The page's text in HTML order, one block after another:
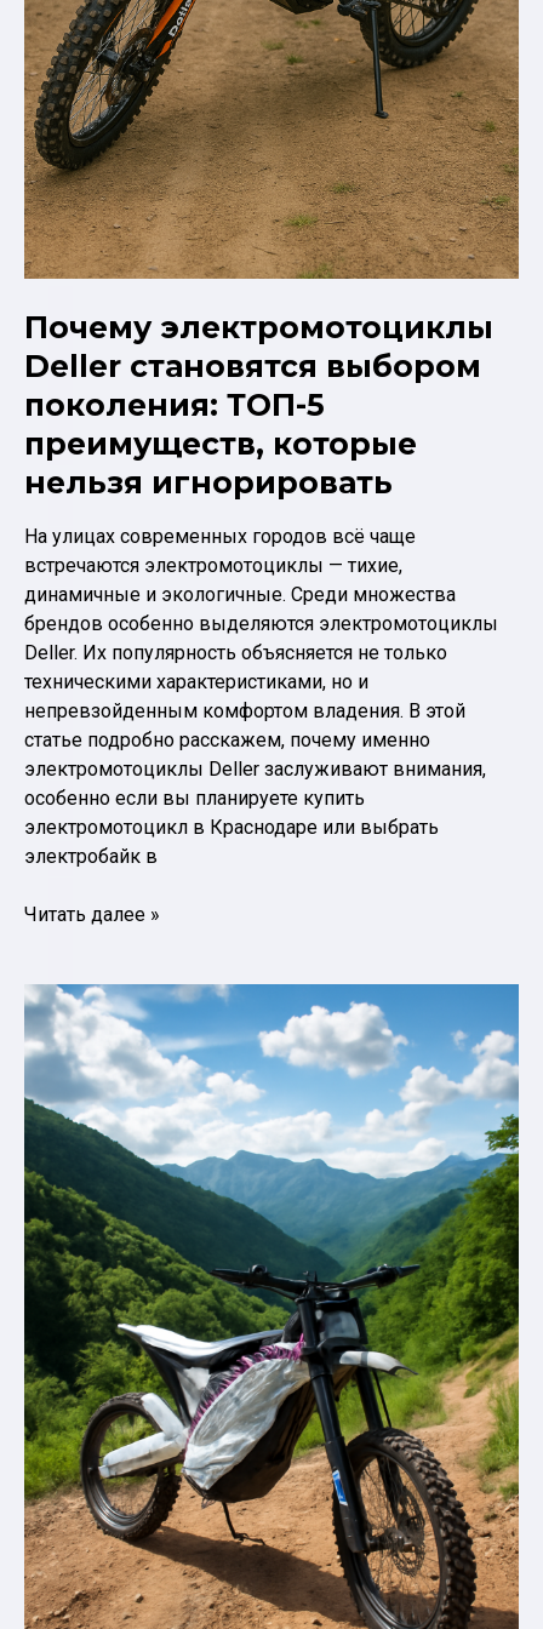
Почему электромотоциклы
Deller становятся выбором
поколения: ТОП-5
преимуществ, которые
нельзя игнорировать
На улицах современных городов всё чаще
встречаются электромотоциклы — тихие,
динамичные и экологичные. Среди множества
брендов особенно выделяются электромотоциклы
Deller. Их популярность объясняется не только
техническими характеристиками, но и
непревзойденным комфортом владения. В этой
статье подробно расскажем, почему именно
электромотоциклы Deller заслуживают внимания,
особенно если вы планируете купить
электромотоцикл в Краснодаре или выбрать
электробайк в
Почему
становятся
выбором
поколения:
ТОП-5
преимуществ,
которые
нельзя
игнорировать
Читать далее »